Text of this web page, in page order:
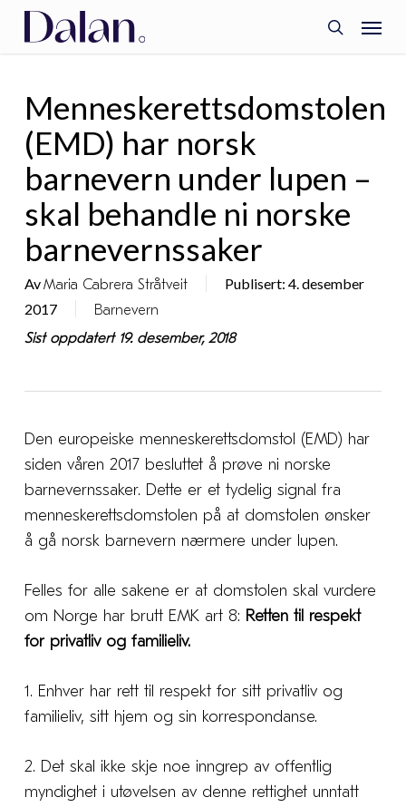
Skip
search
Menu
Menneskerettsdomstolen
(EMD) har norsk
barnevern under lupen –
skal behandle ni norske
barnevernssaker
AvMaria Cabrera Stråtveit
Publisert: 4. desember
2017
Barnevern
Sist oppdatert 19. desember, 2018
Den europeiske menneskerettsdomstol (EMD) har
siden våren 2017 besluttet å prøve ni norske
barnevernssaker. Dette er et tydelig signal fra
menneskerettsdomstolen på at domstolen ønsker
å gå norsk barnevern nærmere under lupen.
Felles for alle sakene er at domstolen skal vurdere
om Norge har brutt EMK art 8: Retten til respekt
for privatliv og familieliv.
1. Enhver har rett til respekt for sitt privatliv og
familieliv, sitt hjem og sin korrespondanse.
2. Det skal ikke skje noe inngrep av offentlig
myndighet i utøvelsen av denne rettighet unntatt